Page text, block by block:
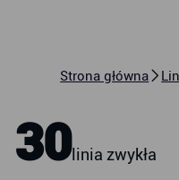
Strona główna
30linia zwykła